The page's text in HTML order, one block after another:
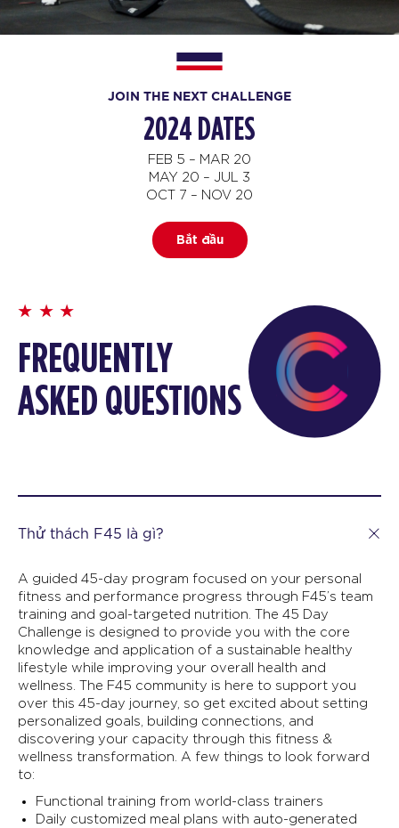
JOIN THE NEXT CHALLENGE
2024 DATES
FEB 5 – MAR 20
MAY 20 – JUL 3
OCT 7 – NOV 20
Bắt đầu
FREQUENTLY
ASKED QUESTIONS
Thử thách F45 là gì?
A guided 45-day program focused on your personal
fitness and performance progress through F45’s team
training and goal-targeted nutrition. The 45 Day
Challenge is designed to provide you with the core
knowledge and application of a sustainable healthy
lifestyle while improving your overall health and
wellness. The F45 community is here to support you
over this 45-day journey, so get excited about setting
personalized goals, building connections, and
discovering your capacity through this fitness &
wellness transformation. A few things to look forward
to:
Functional training from world-class trainers
Daily customized meal plans with auto-generated